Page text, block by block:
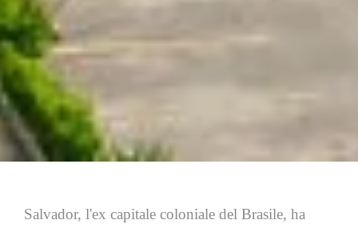
Salvador, l'ex capitale coloniale del Brasile, ha